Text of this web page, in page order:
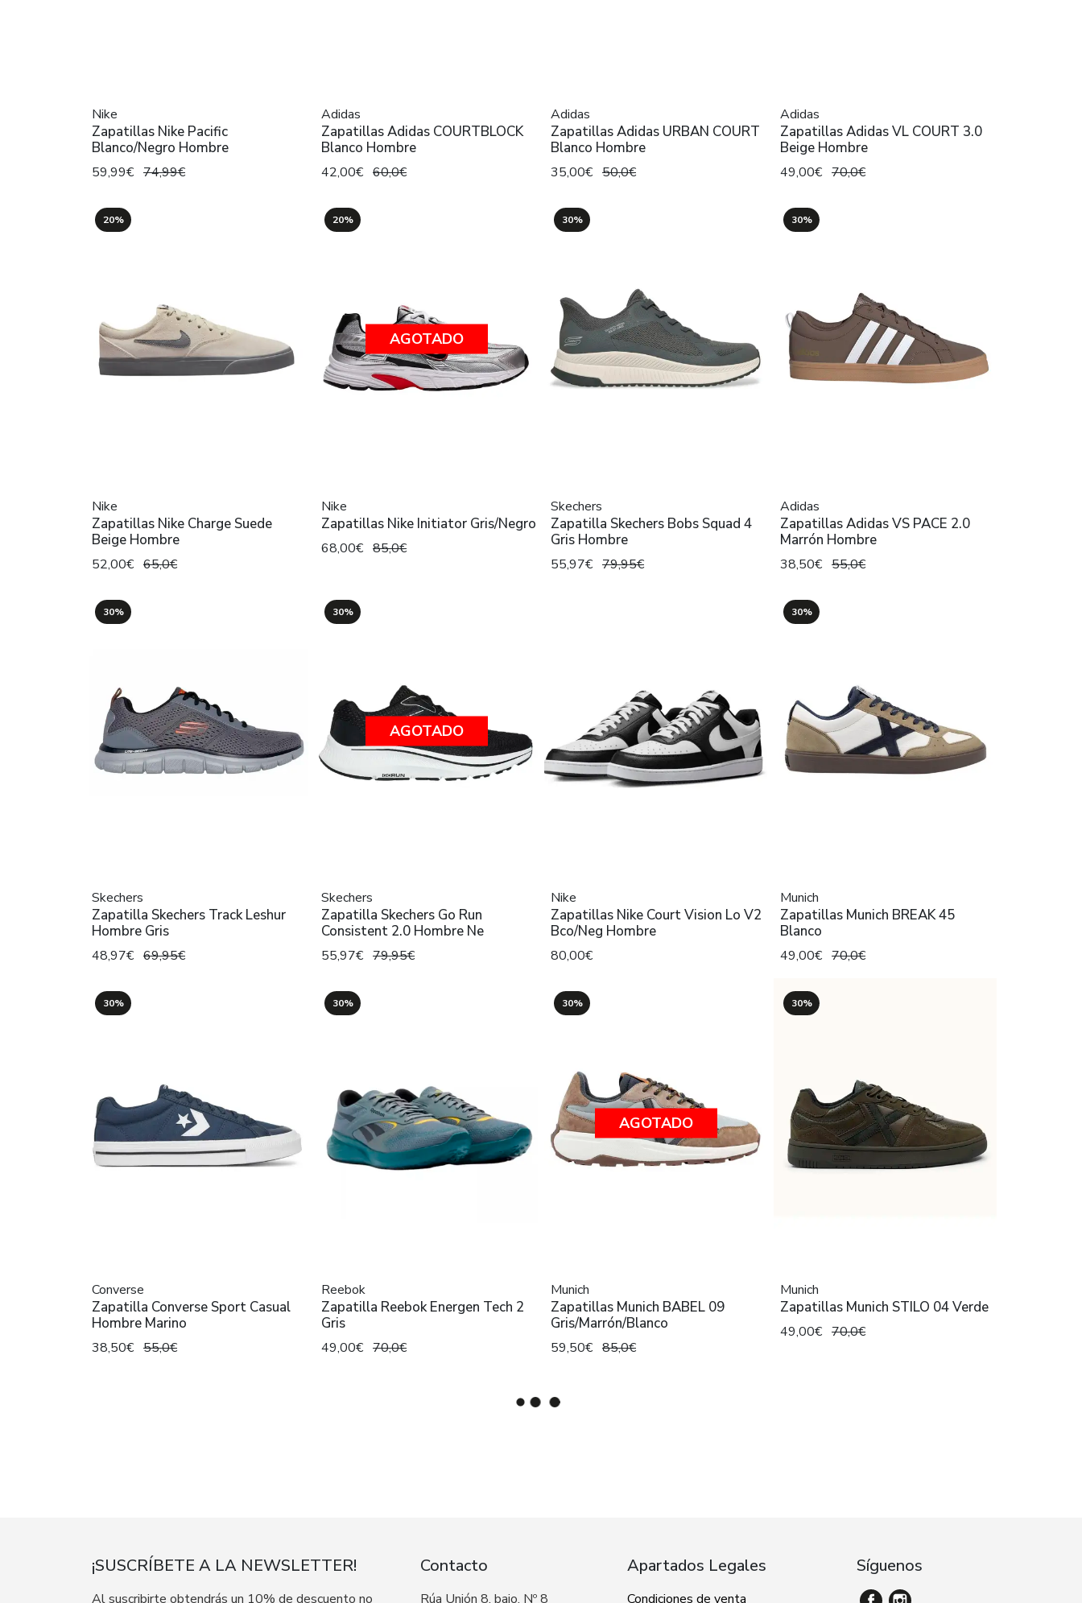
Nike
Zapatillas Nike Pacific
Blanco/Negro Hombre
59,99€ 74,99€
Adidas
Zapatillas Adidas COURTBLOCK
Blanco Hombre
42,00€ 60,0€
Adidas
Zapatillas Adidas URBAN COURT
Blanco Hombre
35,00€ 50,0€
Adidas
Zapatillas Adidas VL COURT 3.0
Beige Hombre
49,00€ 70,0€
20%
Nike
Zapatillas Nike Charge Suede
Beige Hombre
52,00€ 65,0€
20%
AGOTADO
Nike
Zapatillas Nike Initiator Gris/Negro
68,00€ 85,0€
30%
Skechers
Zapatilla Skechers Bobs Squad 4
Gris Hombre
55,97€ 79,95€
30%
Adidas
Zapatillas Adidas VS PACE 2.0
Marrón Hombre
38,50€ 55,0€
30%
Skechers
Zapatilla Skechers Track Leshur
Hombre Gris
48,97€ 69,95€
30%
AGOTADO
Skechers
Zapatilla Skechers Go Run
Consistent 2.0 Hombre Ne
55,97€ 79,95€
Nike
Zapatillas Nike Court Vision Lo V2
Bco/Neg Hombre
80,00€
30%
Munich
Zapatillas Munich BREAK 45
Blanco
49,00€ 70,0€
30%
Converse
Zapatilla Converse Sport Casual
Hombre Marino
38,50€ 55,0€
30%
Reebok
Zapatilla Reebok Energen Tech 2
Gris
49,00€ 70,0€
30%
AGOTADO
Munich
Zapatillas Munich BABEL 09
Gris/Marrón/Blanco
59,50€ 85,0€
30%
Munich
Zapatillas Munich STILO 04 Verde
49,00€ 70,0€
¡SUSCRÍBETE A LA NEWSLETTER!
Al suscribirte obtendrás un 10% de descuento no
Contacto
Rúa Unión 8, bajo, Nº 8
Apartados Legales
Condiciones de venta
Síguenos